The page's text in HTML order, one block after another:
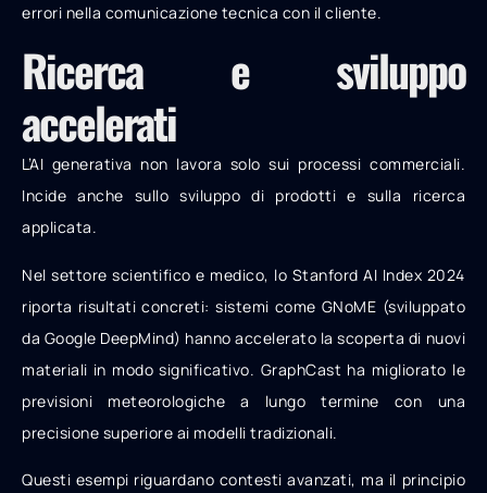
errori nella comunicazione tecnica con il cliente.
Ricerca e sviluppo
accelerati
L’AI generativa non lavora solo sui processi commerciali.
Incide anche sullo sviluppo di prodotti e sulla ricerca
applicata.
Nel settore scientifico e medico, lo Stanford AI Index 2024
riporta risultati concreti: sistemi come GNoME (sviluppato
da Google DeepMind) hanno accelerato la scoperta di nuovi
materiali in modo significativo. GraphCast ha migliorato le
previsioni meteorologiche a lungo termine con una
precisione superiore ai modelli tradizionali.
Questi esempi riguardano contesti avanzati, ma il principio